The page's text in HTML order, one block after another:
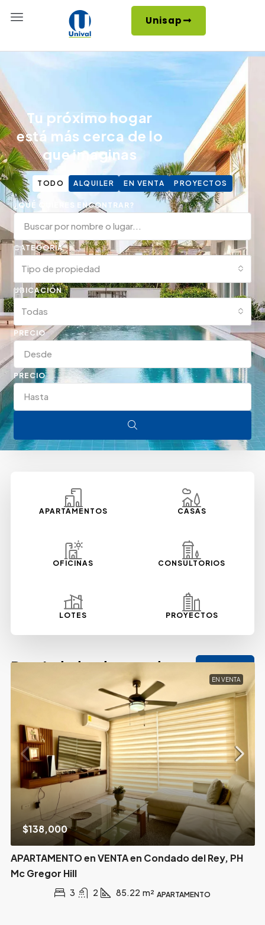
Unisap
Tu próximo hogar
está más cerca de lo
que imaginas
TODO ALQUILER EN VENTA PROYECTOS
¿QUÉ QUIERES ENCONTRAR?
CATEGORÍA
Tipo de propiedad
UBICACIÓN
Todas
PRECIO
PRECIO
APARTAMENTOS CASAS
OFICINAS CONSULTORIOS
LOTES PROYECTOS
Propiedades destacadas
MÁS
EN VENTA
$138,000
APARTAMENTO en VENTA en Condado del Rey, PH
Mc Gregor Hill
3 2 85.22 m² APARTAMENTO